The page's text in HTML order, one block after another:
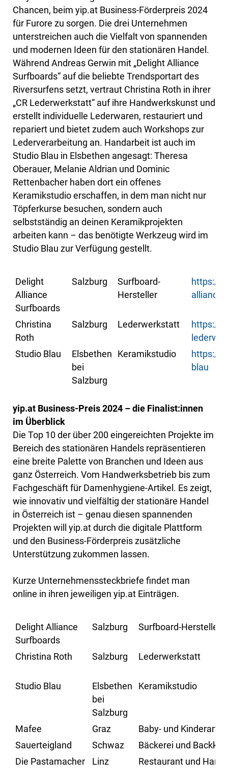
Chancen, beim yip.at Business-Förderpreis 2024
für Furore zu sorgen. Die drei Unternehmen
unterstreichen auch die Vielfalt von spannenden
und modernen Ideen für den stationären Handel.
Während Andreas Gerwin mit „Delight Alliance
Surfboards“ auf die beliebte Trendsportart des
Riversurfens setzt, vertraut Christina Roth in ihrer
„CR Lederwerkstatt“ auf ihre Handwerkskunst und
erstellt individuelle Lederwaren, restauriert und
repariert und bietet zudem auch Workshops zur
Lederverarbeitung an. Handarbeit ist auch im
Studio Blau in Elsbethen angesagt: Theresa
Oberauer, Melanie Aldrian und Dominic
Rettenbacher haben dort ein offenes
Keramikstudio erschaffen, in dem man nicht nur
Töpferkurse besuchen, sondern auch
selbstständig an deinen Keramikprojekten
arbeiten kann – das benötigte Werkzeug wird im
Studio Blau zur Verfügung gestellt.
Delight
Alliance
Surfboards
Salzburg
Surfboard-
Hersteller
https://
Christina
Roth
Salzburg Lederwerkstatt
https://
Studio Blau
Elsbethen
bei
Salzburg
Keramikstudio
https://
blau
yip.at Business-Preis 2024 – die Finalist:innen
im Überblick
Die Top 10 der über 200 eingereichten Projekte im
Bereich des stationären Handels repräsentieren
eine breite Palette von Branchen und Ideen aus
ganz Österreich. Vom Handwerksbetrieb bis zum
Fachgeschäft für Damenhygiene-Artikel. Es zeigt,
wie innovativ und vielfältig der stationäre Handel
in Österreich ist – genau diesen spannenden
Projekten will yip.at durch die digitale Plattform
und den Business-Förderpreis zusätzliche
Unterstützung zukommen lassen.
Kurze Unternehmenssteckbriefe findet man
online in ihren jeweiligen yip.at Einträgen.
Delight Alliance
Surfboards
Salzburg Surfboard-Hersteller
Christina Roth Salzburg Lederwerkstatt
Studio Blau
Elsbethen
bei
Salzburg
Keramikstudio
Mafee Graz
Baby- und
Sauerteigland
Schwaz
Bäckerei und
Die Pastamacher
Linz Restaurant und